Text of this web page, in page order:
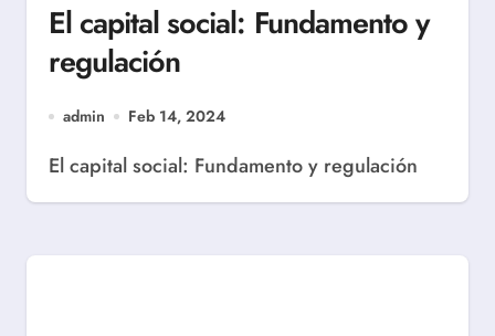
El capital social: Fundamento y
regulación
admin Feb 14, 2024
El capital social: Fundamento y regulación